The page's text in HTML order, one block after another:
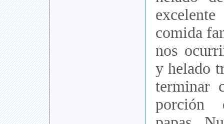
comida
nos
y helado
terminar
porción